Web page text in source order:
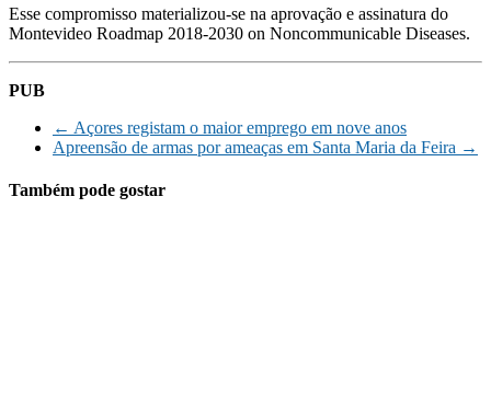
Esse compromisso materializou-se na aprovação e assinatura do
Montevideo Roadmap 2018-2030 on Noncommunicable Diseases.
PUB
← Açores registam o maior emprego em nove anos
Apreensão de armas por ameaças em Santa Maria da Feira →
Também pode gostar